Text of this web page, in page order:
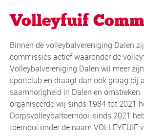
Volleyfuif
Binnen de volleybalvereniging Dalen
commissies actief waaronder de
Volleybalvereniging Dalen wil meer
sportclub en draagt dan ook graag bij
saamhorigheid in Dalen en
organiseerde wij sinds 1984 tot 2021
Dorpsvolleybaltoernooi, sinds 2021
toernooi onder de naam VOLLEYFUIF